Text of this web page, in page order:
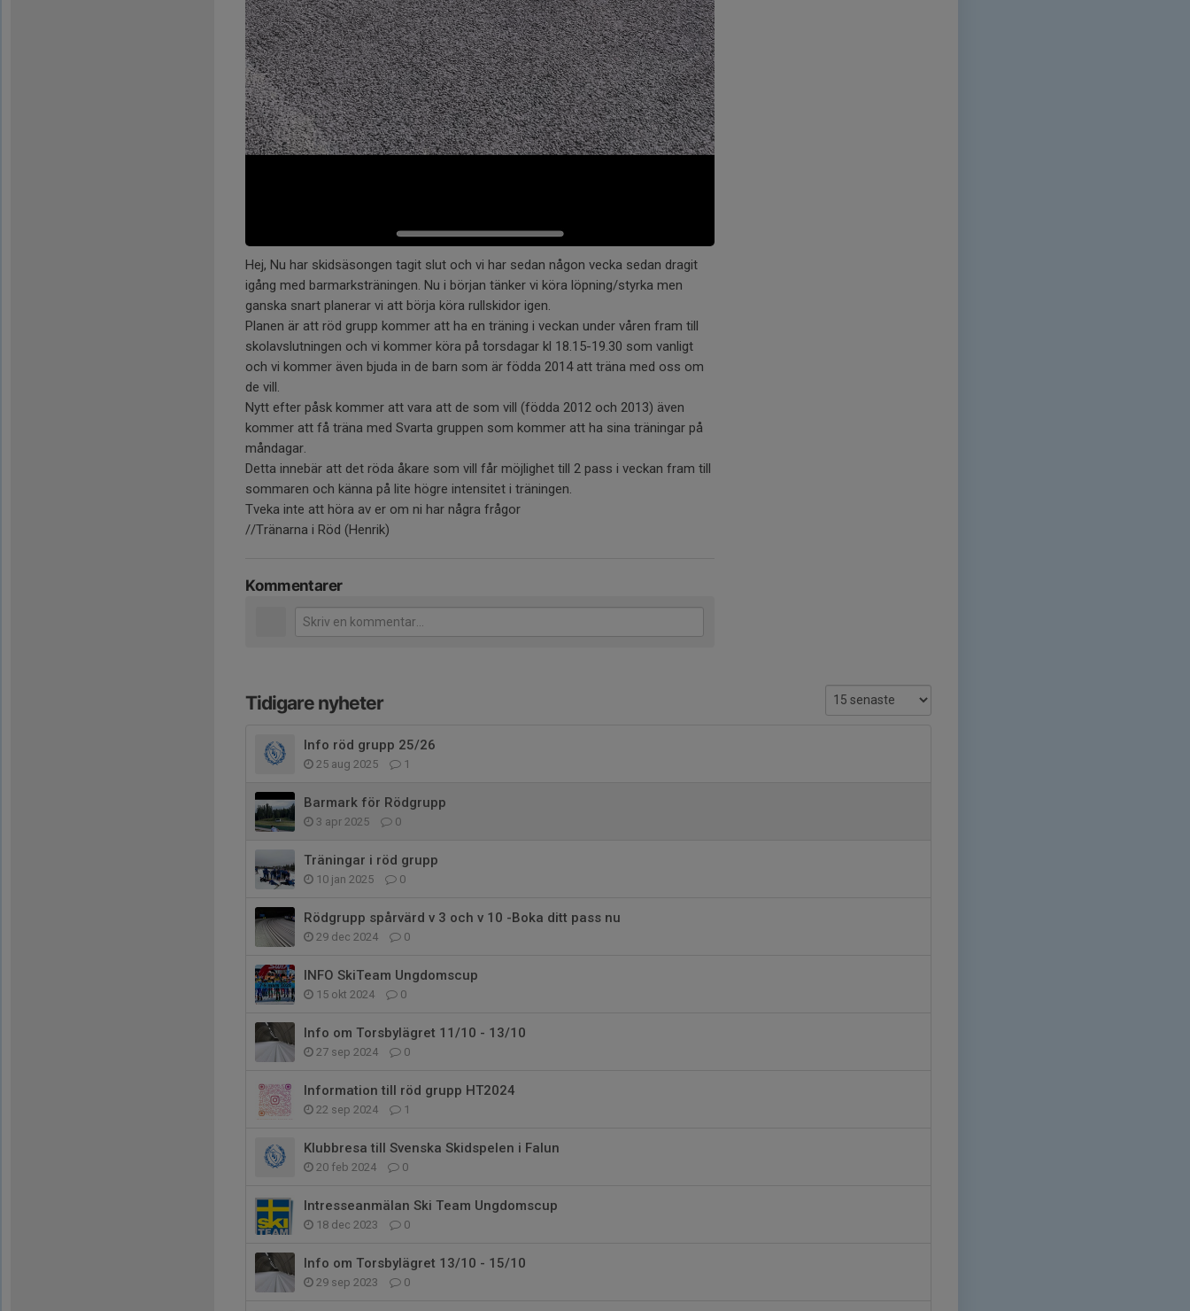
Hej, Nu har skidsäsongen tagit slut och vi har sedan någon vecka sedan dragit
igång med barmarksträningen. Nu i början tänker vi köra löpning/styrka men
ganska snart planerar vi att börja köra rullskidor igen.
Planen är att röd grupp kommer att ha en träning i veckan under våren fram till
skolavslutningen och vi kommer köra på torsdagar kl 18.15-19.30 som vanligt
och vi kommer även bjuda in de barn som är födda 2014 att träna med oss om
de vill.
Nytt efter påsk kommer att vara att de som vill (födda 2012 och 2013) även
kommer att få träna med Svarta gruppen som kommer att ha sina träningar på
måndagar.
Detta innebär att det röda åkare som vill får möjlighet till 2 pass i veckan fram till
sommaren och känna på lite högre intensitet i träningen.
Tveka inte att höra av er om ni har några frågor
//Tränarna i Röd (Henrik)
Kommentarer
Tidigare nyheter
Info röd grupp 25/26
25 aug 2025 1
Barmark för Rödgrupp
3 apr 2025 0
Träningar i röd grupp
10 jan 2025 0
Rödgrupp spårvärd v 3 och v 10 -Boka ditt pass nu
29 dec 2024 0
INFO SkiTeam Ungdomscup
15 okt 2024 0
Info om Torsbylägret 11/10 - 13/10
27 sep 2024 0
Information till röd grupp HT2024
22 sep 2024 1
Klubbresa till Svenska Skidspelen i Falun
20 feb 2024 0
Intresseanmälan Ski Team Ungdomscup
18 dec 2023 0
Info om Torsbylägret 13/10 - 15/10
29 sep 2023 0